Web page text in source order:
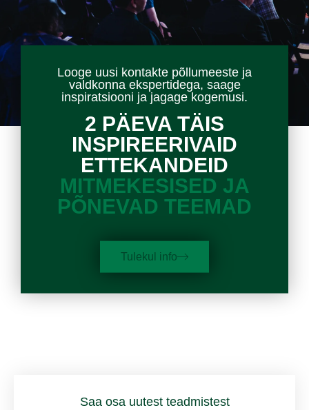
Looge uusi kontakte põllumeeste ja
valdkonna ekspertidega, saage
inspiratsiooni ja jagage kogemusi.
2 PÄEVA TÄIS
INSPIREERIVAID
ETTEKANDEID
MITMEKESISED JA
PÕNEVAD TEEMAD
Tulekul info
Saa osa uutest teadmistest